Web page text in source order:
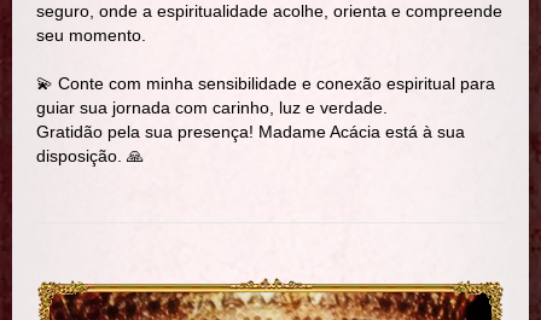
seguro, onde a espiritualidade acolhe, orienta e compreende
seu momento.
💫 Conte com minha sensibilidade e conexão espiritual para
guiar sua jornada com carinho, luz e verdade.
Gratidão pela sua presença! Madame Acácia está à sua
disposição. 🙏